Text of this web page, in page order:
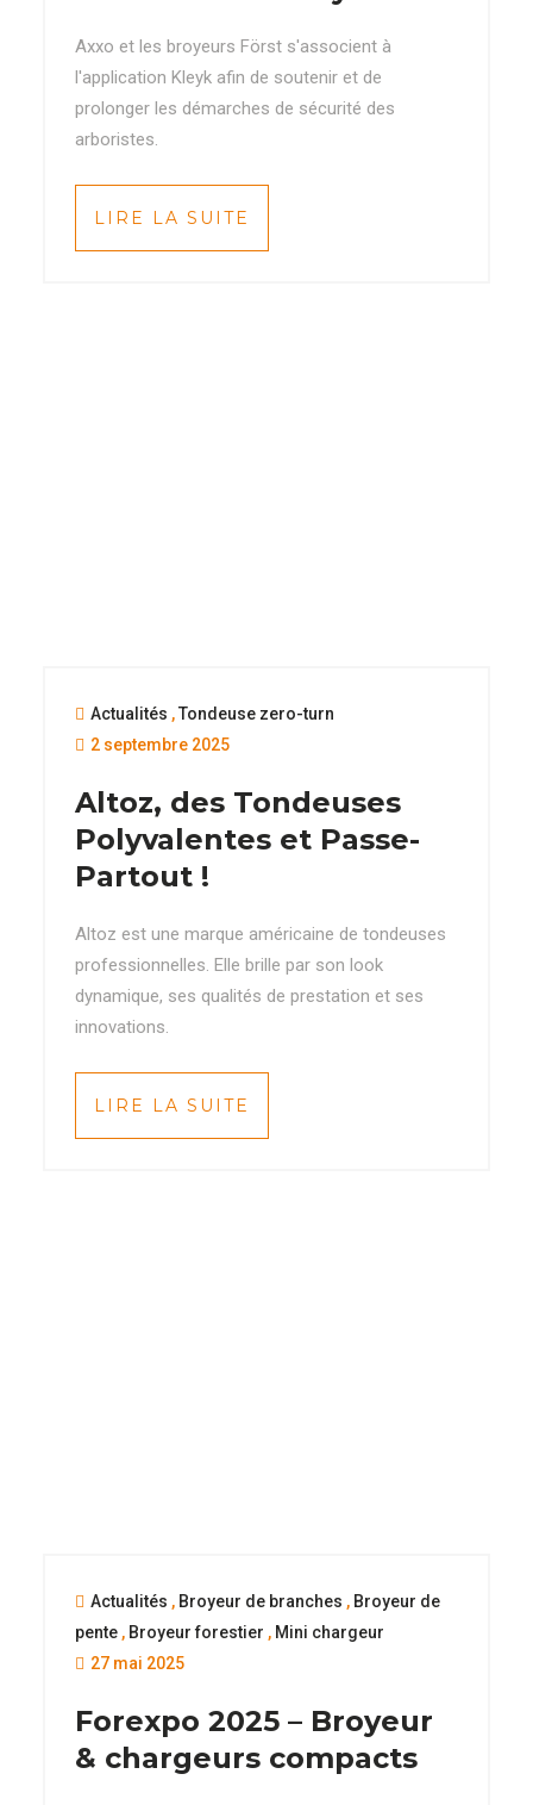
Axxo et les broyeurs Först s'associent à
l'application Kleyk afin de soutenir et de
prolonger les démarches de sécurité des
arboristes.
LIRE LA SUITE
Actualités ,Tondeuse zero-turn
2 septembre 2025
Altoz, des Tondeuses
Polyvalentes et Passe-
Partout !
Altoz est une marque américaine de tondeuses
professionnelles. Elle brille par son look
dynamique, ses qualités de prestation et ses
innovations.
LIRE LA SUITE
Actualités , Broyeur de branches , Broyeur de
pente , Broyeur forestier , Mini chargeur
27 mai 2025
Forexpo 2025 – Broyeur
& chargeurs compacts